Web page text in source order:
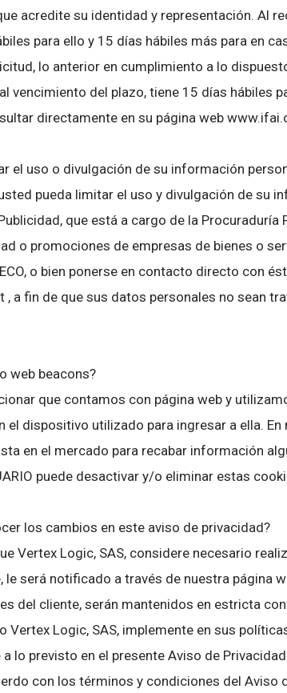
acredite su identidad y representación. Al
para ello y 15 días hábiles más para en
lo anterior en cumplimiento a lo
vencimiento del plazo, tiene 15 días hábiles
directamente en su página web
el uso o divulgación de su información
pueda limitar el uso y divulgación de su
que está a cargo de la
o promociones de empresas de bienes o
o bien ponerse en contacto directo con
, a fin de que sus datos personales no sean
web beacons?
que contamos con página web y
el dispositivo utilizado para ingresar a ella.
en el mercado para recabar información
puede desactivar y/o eliminar estas
los cambios en este aviso de privacidad?
Vertex Logic, SAS, considere necesario
le será notificado a través de nuestra página
del cliente, serán mantenidos en estricta
Vertex Logic, SAS, implemente en sus
lo previsto en el presente Aviso de
con los términos y condiciones del